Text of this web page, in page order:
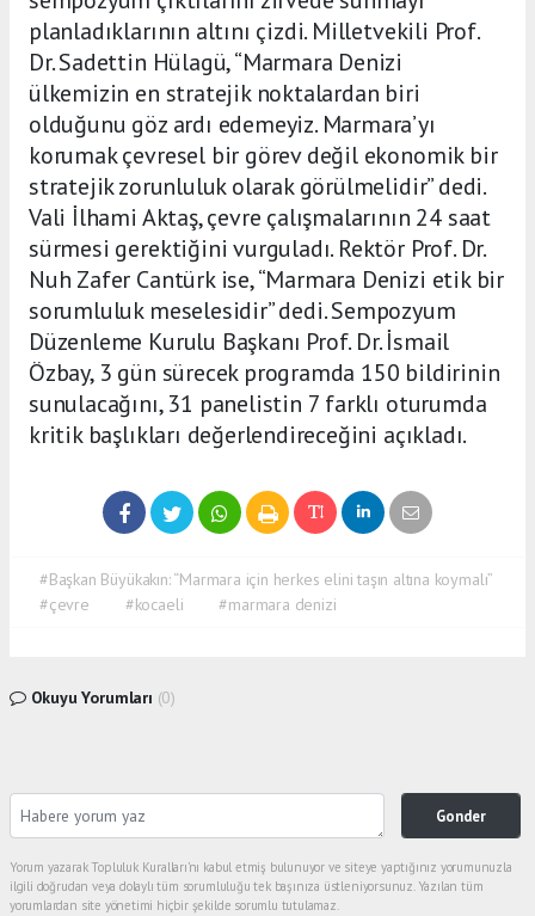
planladıklarının altını çizdi. Milletvekili Prof.
Dr. Sadettin Hülagü, “Marmara Denizi
ülkemizin en stratejik noktalardan biri
olduğunu göz ardı edemeyiz. Marmara’yı
korumak çevresel bir görev değil ekonomik bir
stratejik zorunluluk olarak görülmelidir” dedi.
Vali İlhami Aktaş, çevre çalışmalarının 24 saat
sürmesi gerektiğini vurguladı. Rektör Prof. Dr.
Nuh Zafer Cantürk ise, “Marmara Denizi etik bir
sorumluluk meselesidir” dedi. Sempozyum
Düzenleme Kurulu Başkanı Prof. Dr. İsmail
Özbay, 3 gün sürecek programda 150 bildirinin
sunulacağını, 31 panelistin 7 farklı oturumda
kritik başlıkları değerlendireceğini açıkladı.
#Başkan Büyükakın: “Marmara için herkes elini taşın altına koymalı”
#çevre
#kocaeli #marmara denizi
Okuyu Yorumları (0)
Gonder
Yorum yazarak Topluluk Kuralları’nı kabul etmiş bulunuyor ve siteye yaptığınız yorumunuzla
ilgili doğrudan veya dolaylı tüm sorumluluğu tek başınıza üstleniyorsunuz. Yazılan tüm
yorumlardan site yönetimi hiçbir şekilde sorumlu tutulamaz.